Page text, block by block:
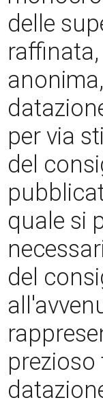
delle
per via
del
quale si
del